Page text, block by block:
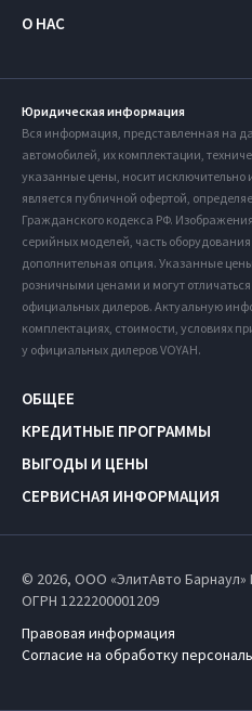
О НАС
Юридическая информация
Вся информация, представленная на
автомобилей, их комплектации,
указанные цены, носит
является публичной офертой,
Гражданского кодекса РФ.
серийных моделей, часть
дополнительная опция. Указанные
розничными ценами и могут
официальных дилеров. Актуальную
комплектациях, стоимости, условиях
у официальных дилеров VOYAH.
ОБЩЕЕ
КРЕДИТНЫЕ ПРОГРАММЫ
ВЫГОДЫ И ЦЕНЫ
СЕРВИСНАЯ ИНФОРМАЦИЯ
© 2026, ООО «ЭлитАвто Барнаул»
ОГРН 1222200001209
Правовая информация
Согласие на обработку